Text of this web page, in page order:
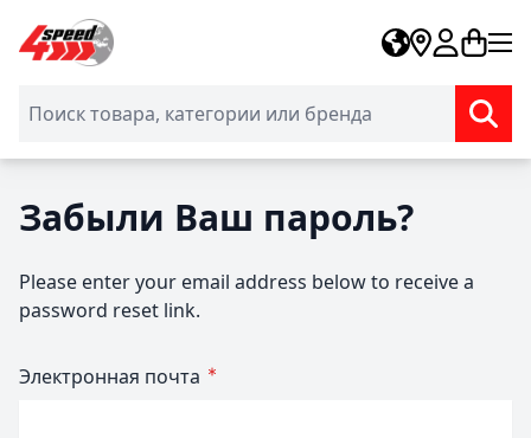
Skip to Content
Забыли Ваш пароль?
Please enter your email address below to receive a
password reset link.
Электронная почта